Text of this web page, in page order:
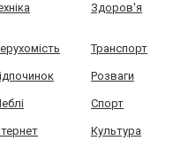
Здоров'я
Транспорт
Розваги
Спорт
Культура